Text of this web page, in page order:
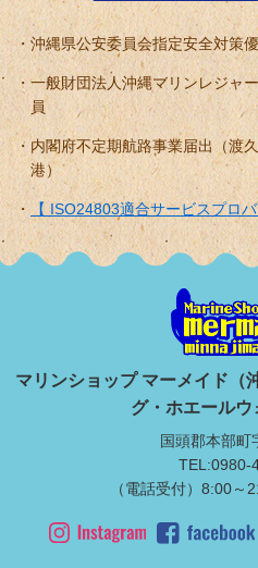
沖縄県公安委員会指定安全対策
一般財団法人沖縄マリンレジャ
員
内閣府不定期航路事業届出（渡
港）
【 ISO24803適合サービスプロバ
マリンショップ マーメイド
グ・ホエールウ
国頭郡本部町
TEL:0980-
（電話受付）8:00～